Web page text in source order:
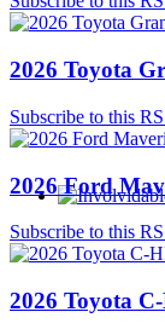
2026 Toyota
Subscribe to this
2026 Ford
Subscribe to this
2026 Toyota